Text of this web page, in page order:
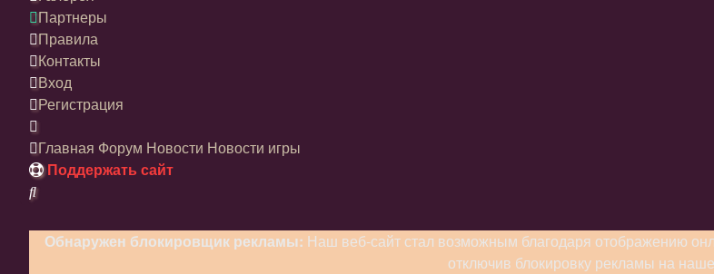
Партнеры
Правила
Контакты
Вход
Регистрация
Главная Форум Новости Новости игры
Поддержать сайт
Поиск
Обнаружен блокировщик рекламы: Наш веб-сайт стал возможным благодаря отображению
отключив блокировку рекламы на